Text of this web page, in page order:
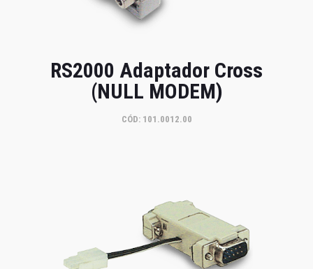
RS2000 Adaptador Cross
(NULL MODEM)
CÓD: 101.0012.00